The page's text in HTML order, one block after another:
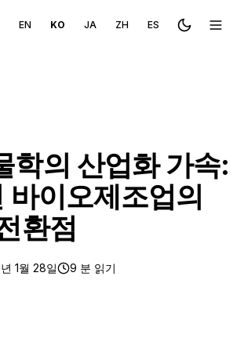
EN KO JA ZH ES Toggle메뉴
학의 산업화 가속:
이오제조업의
환점
1월 28일 9 분 읽기